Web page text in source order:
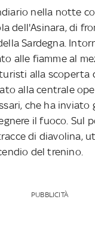
nella notte
dell'Asinara, di
Sardegna.
alle fiamme al
alla scoperta
alla centrale
che ha inviato
il fuoco. Sul
di diavolina,
del trenino.
PUBBLICITÀ